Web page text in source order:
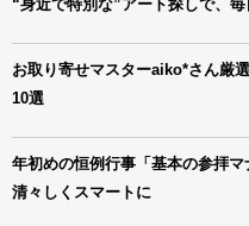
“身近で特別な”アート探しで、毎
お取り寄せマスターaiko*さん厳
10選
年初めの恒例行事「基本の参拝
清々しくスマートに